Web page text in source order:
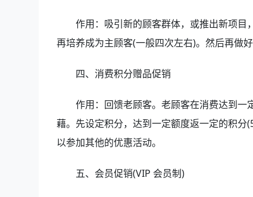
作用：吸引新的顾客群体，或推出新项目
再培养成为主顾客(一般四次左右)。然后再做
四、消费积分赠品促销
作用：回馈老顾客。老顾客在消费达到一
藉。先设定积分，达到一定额度返一定的积
以参加其他的优惠活动。
五、会员促销(VIP 会员制)